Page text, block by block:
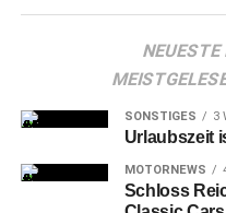
SONSTIGES 3
Urlaubszeit
MOTORNEWS
Schloss